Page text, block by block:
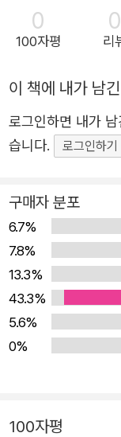
출장으로 혼자서 근
를 받는다. 전화기
터 불려 나온, 기억
에 진아를 감싸 버린
「나를 위한 노래」
의 일은 원하는 대로
이는 언제부턴가 묘
구 현주를 도형이에
금씩 쌓이다 결국 걷
소설 『어떤 고백
청소년들의 일상
명한 묘사로 공감
빛과 현기증이 날
편의 소설이 새로
다. 사라진 것, 변한 것, 그리고 여전히 소중한 것 김리리 작
종합선물세트』『화
에게 더욱 큰 사랑
안 성실하게 아이
리를 고민해 온 결
째 청소년소설로,
의 작품을 읽으며
싶었던 작가의 고민이 담겼다. 이번에
금의 청소년들과
발표한 두 편의 작
0
100자평
0
리
이 책에 내가 남
로그인하면 내가
습니다.
로그인하기
구매자 분포
6.7%
7.8%
13.3%
43.3%
5.6%
0%
100자평